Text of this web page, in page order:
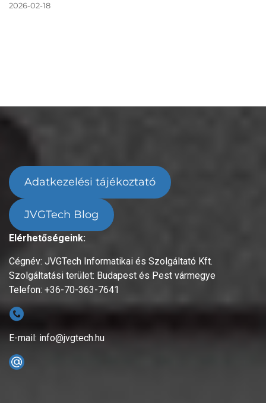
2026-02-18
Adatkezelési tájékoztató
JVGTech Blog
Elérhetőségeink:
Cégnév: JVGTech Informatikai és Szolgáltató Kft.
Szolgáltatási terület: Budapest és Pest vármegye
Telefon: +36-70-363-7641
E-mail: info@jvgtech.hu